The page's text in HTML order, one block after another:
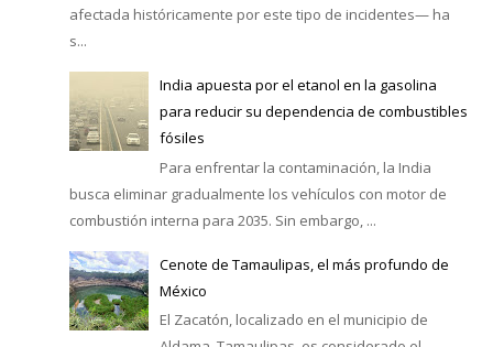
afectada históricamente por este tipo de incidentes— ha
s...
India apuesta por el etanol en la gasolina
para reducir su dependencia de combustibles
fósiles
Para enfrentar la contaminación, la India
busca eliminar gradualmente los vehículos con motor de
combustión interna para 2035. Sin embargo, ...
Cenote de Tamaulipas, el más profundo de
México
El Zacatón, localizado en el municipio de